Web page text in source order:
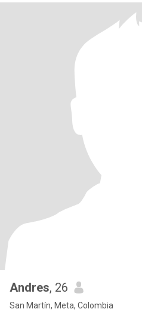
Andres, 26
San Martín, Meta, Colombia